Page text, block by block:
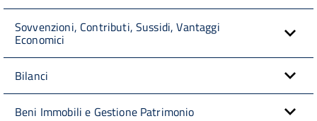
Sovvenzioni, Contributi, Sussidi, Vantaggi
Economici
Bilanci
Beni Immobili e Gestione Patrimonio